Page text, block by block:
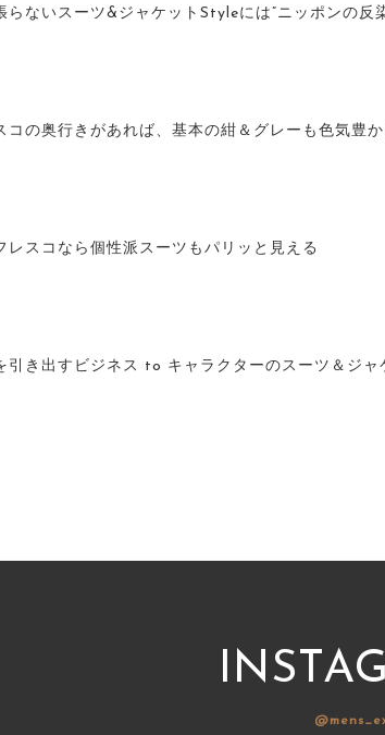
らないスーツ&ジャケットStyleには”ニッポンの反
コの奥行きがあれば、基本の紺＆グレーも色気豊か
レスコなら個性派スーツもパリッと見える
引き出すビジネス to キャラクターのスーツ＆ジャ